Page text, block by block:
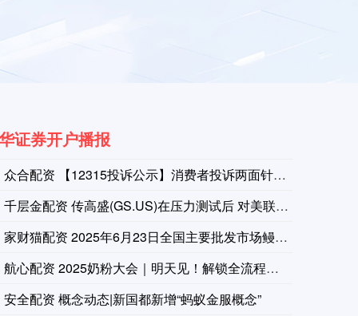
知情人士称，英伟达将通过首笔20亿美元的投资获得
证券开户播报
众合配资 【12315投诉公示】消费者投诉两面针产品掺杂掺假
千层金配资 传高盛(GS.US)在压力测试后 对美联储增资要
家财猫配资 2025年6月23日全国主要批发市场鳗鱼价格行情
航心配资 2025奶粉大会｜明天见！解锁全流程，集结全渠道，
安全配资 概念动态|新国都新增“蚂蚁金服概念”